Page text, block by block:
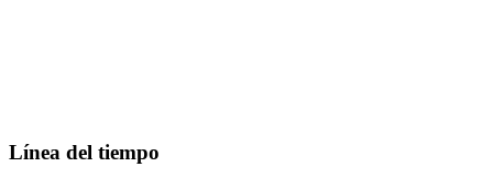
Línea del tiempo